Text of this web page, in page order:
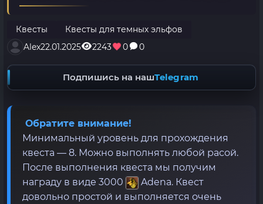
Квесты
Квесты для темных эльфов
Alex22.01.2025 2243 0 0
Подпишись на нашTelegram
Обратите внимание!
Минимальный уровень для прохождения
квеста — 8. Можно выполнять любой расой.
После выполнения квеста мы получим
награду в виде 3000
Adena. Квест
довольно простой и выполняется очень